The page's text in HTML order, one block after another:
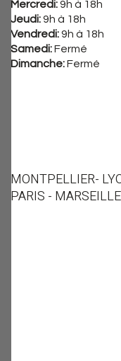
Mercredi:9h à 18h
Jeudi:9h à 18h
Vendredi:9h à 18h
Samedi:Fermé
Dimanche:Fermé
MONTPELLIER-
PARIS - MARSEILLE